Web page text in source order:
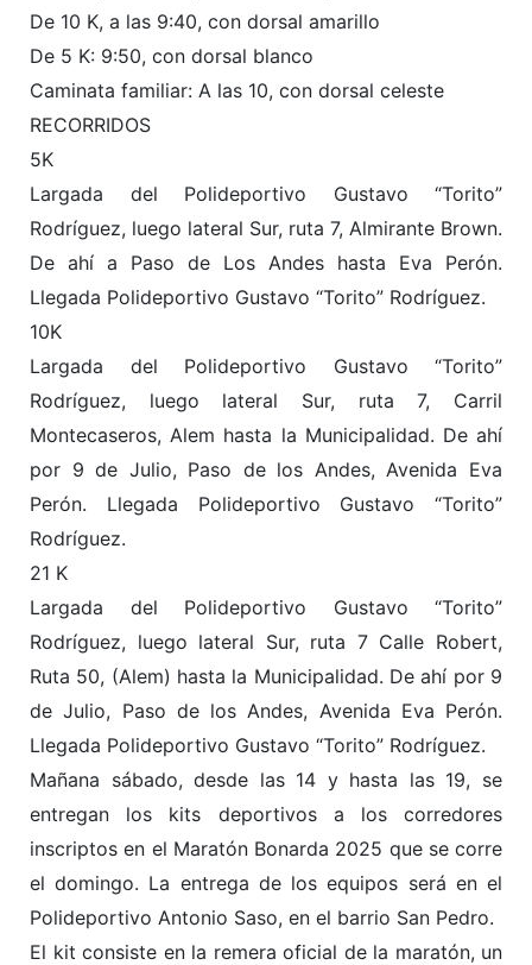
De 10 K, a las 9:40, con dorsal amarillo
De 5 K: 9:50, con dorsal blanco
Caminata familiar: A las 10, con dorsal celeste
RECORRIDOS
5K
Largada del Polideportivo Gustavo “Torito”
Rodríguez, luego lateral Sur, ruta 7, Almirante Brown.
De ahí a Paso de Los Andes hasta Eva Perón.
Llegada Polideportivo Gustavo “Torito” Rodríguez.
10K
Largada del Polideportivo Gustavo “Torito”
Rodríguez, luego lateral Sur, ruta 7, Carril
Montecaseros, Alem hasta la Municipalidad. De ahí
por 9 de Julio, Paso de los Andes, Avenida Eva
Perón. Llegada Polideportivo Gustavo “Torito”
Rodríguez.
21 K
Largada del Polideportivo Gustavo “Torito”
Rodríguez, luego lateral Sur, ruta 7 Calle Robert,
Ruta 50, (Alem) hasta la Municipalidad. De ahí por 9
de Julio, Paso de los Andes, Avenida Eva Perón.
Llegada Polideportivo Gustavo “Torito” Rodríguez.
Mañana sábado, desde las 14 y hasta las 19, se
entregan los kits deportivos a los corredores
inscriptos en el Maratón Bonarda 2025 que se corre
el domingo. La entrega de los equipos será en el
Polideportivo Antonio Saso, en el barrio San Pedro.
El kit consiste en la remera oficial de la maratón, un